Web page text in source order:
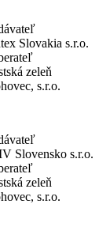
Slovakia s.r.o.
zeleň
s.r.o.
Slovensko s.r.o.
zeleň
s.r.o.